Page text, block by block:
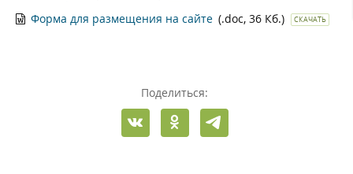
Форма для размещения на сайте (.doc, 36 Кб.) СКАЧАТЬ
Поделиться: